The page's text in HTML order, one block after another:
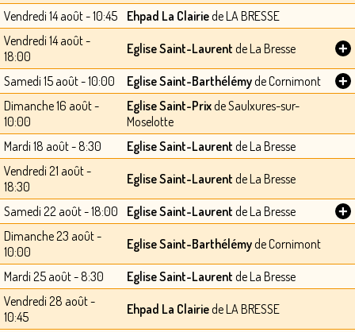
Vendredi 14 août - 10:45
Ehpad La Clairiede LA BRESSE
Vendredi 14 août -
18:00
Eglise Saint-Laurent de La Bresse +
Samedi 15 août - 10:00 Eglise Saint-Barthélémyde Cornimont +
Dimanche 16 août -
10:00
Eglise Saint-Prixde Saulxures-sur-
Moselotte
Mardi 18 août - 8:30
Eglise Saint-Laurent de La Bresse
Vendredi 21 août -
18:30
Eglise Saint-Laurent de La Bresse
Samedi 22 août - 18:00 Eglise Saint-Laurent de La Bresse +
Dimanche 23 août -
10:00
Eglise Saint-Barthélémyde Cornimont
Mardi 25 août - 8:30 Eglise Saint-Laurent de La Bresse
Vendredi 28 août -
10:45
Ehpad La Clairiede LA BRESSE